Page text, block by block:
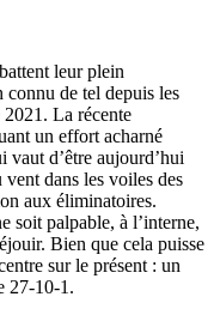
leur plein
connu de tel depuis les
2021. La récente
un effort acharné
d’être aujourd’hui
vent dans les voiles des
aux éliminatoires.
soit palpable, à l’interne,
Bien que cela puisse
sur le présent : un
27-10-1.